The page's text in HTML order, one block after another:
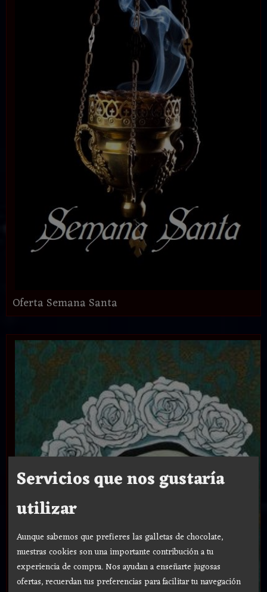
Oferta Semana Santa
Servicios que nos gustaría
utilizar
Aunque sabemos que prefieres las galletas de chocolate,
nuestras cookies son una importante contribución a tu
experiencia de compra. Nos ayudan a enseñarte jugosas
ofertas, recuerdan tus preferencias para facilitar tu navegación